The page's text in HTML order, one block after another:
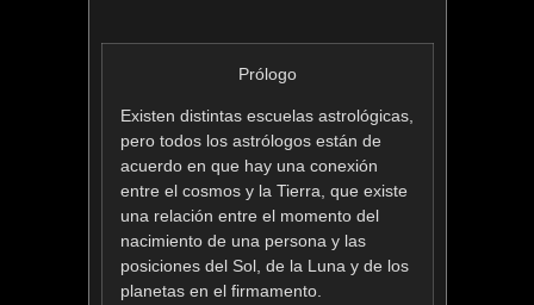
Prólogo
Existen distintas escuelas astrológicas,
pero todos los astrólogos están de
acuerdo en que hay una conexión
entre el cosmos y la Tierra, que existe
una relación entre el momento del
nacimiento de una persona y las
posiciones del Sol, de la Luna y de los
planetas en el firmamento.